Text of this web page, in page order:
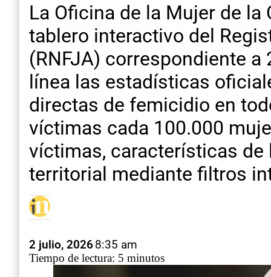
La Oficina de la Mujer de
tablero interactivo del
(RNFJA) correspondiente
línea las estadísticas
directas de femicidio en
víctimas cada 100.000
víctimas, características
territorial mediante filtros
2 julio, 20268:35 am
Tiempo de lectura: 5 minutos